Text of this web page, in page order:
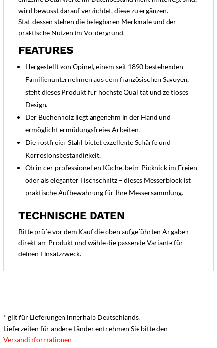
wird bewusst darauf verzichtet, diese zu ergänzen.
Stattdessen stehen die belegbaren Merkmale und der
praktische Nutzen im Vordergrund.
FEATURES
Hergestellt von Opinel, einem seit 1890 bestehenden
Familienunternehmen aus dem französischen Savoyen,
steht dieses Produkt für höchste Qualität und zeitloses
Design.
Der Buchenholz liegt angenehm in der Hand und
ermöglicht ermüdungsfreies Arbeiten.
Die rostfreier Stahl bietet exzellente Schärfe und
Korrosionsbeständigkeit.
Ob in der professionellen Küche, beim Picknick im Freien
oder als eleganter Tischschnitz – dieses Messerblock ist
praktische Aufbewahrung für Ihre Messersammlung.
TECHNISCHE DATEN
Bitte prüfe vor dem Kauf die oben aufgeführten Angaben
direkt am Produkt und wähle die passende Variante für
deinen Einsatzzweck.
* gilt für Lieferungen innerhalb Deutschlands,
Lieferzeiten für andere Länder entnehmen Sie bitte den
Versandinformationen